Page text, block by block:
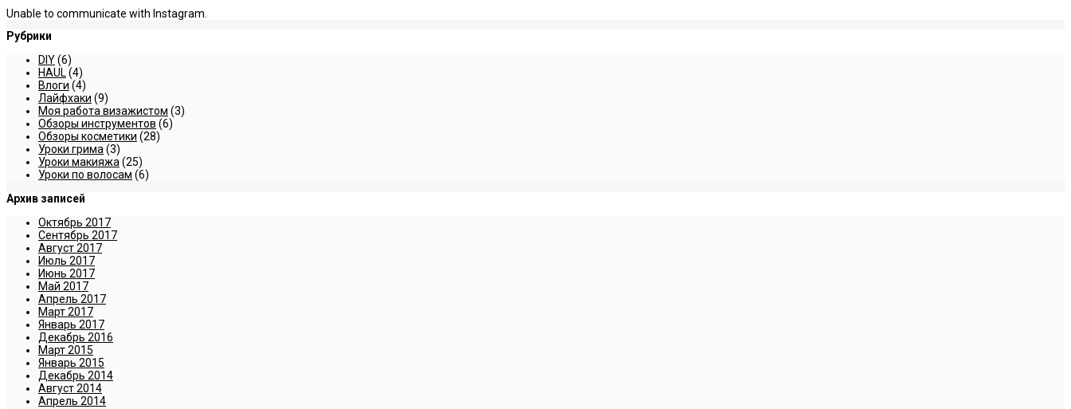
Unable to communicate with Instagram.
Рубрики
DIY(6)
HAUL (4)
Влоги (4)
Лайфхаки (9)
Моя работа визажистом (3)
Обзоры инструментов (6)
Обзоры косметики (28)
Уроки грима (3)
Уроки макияжа (25)
Уроки по волосам (6)
Архив записей
Октябрь 2017
Сентябрь 2017
Август 2017
Июль 2017
Июнь 2017
Май 2017
Апрель 2017
Март 2017
Январь 2017
Декабрь 2016
Март 2015
Январь 2015
Декабрь 2014
Август 2014
Апрель 2014